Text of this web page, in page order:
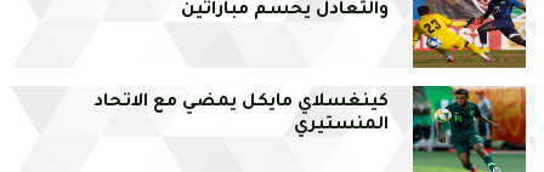
والتعادل يحسم مباراتين
كينغسلاي مايكل يمضي مع الاتحاد
المنستيري